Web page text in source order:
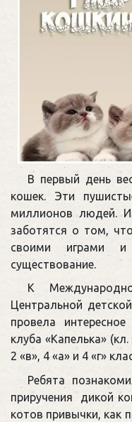
В первый день
кошек. Эти
миллионов людей.
заботятся о том,
своими играми
существование.
К
Центральной
провела
клуба «Капелька»
2 «в», 4 «а» и 4 «г»
Ребята
приручения дикой
котов привычки, как